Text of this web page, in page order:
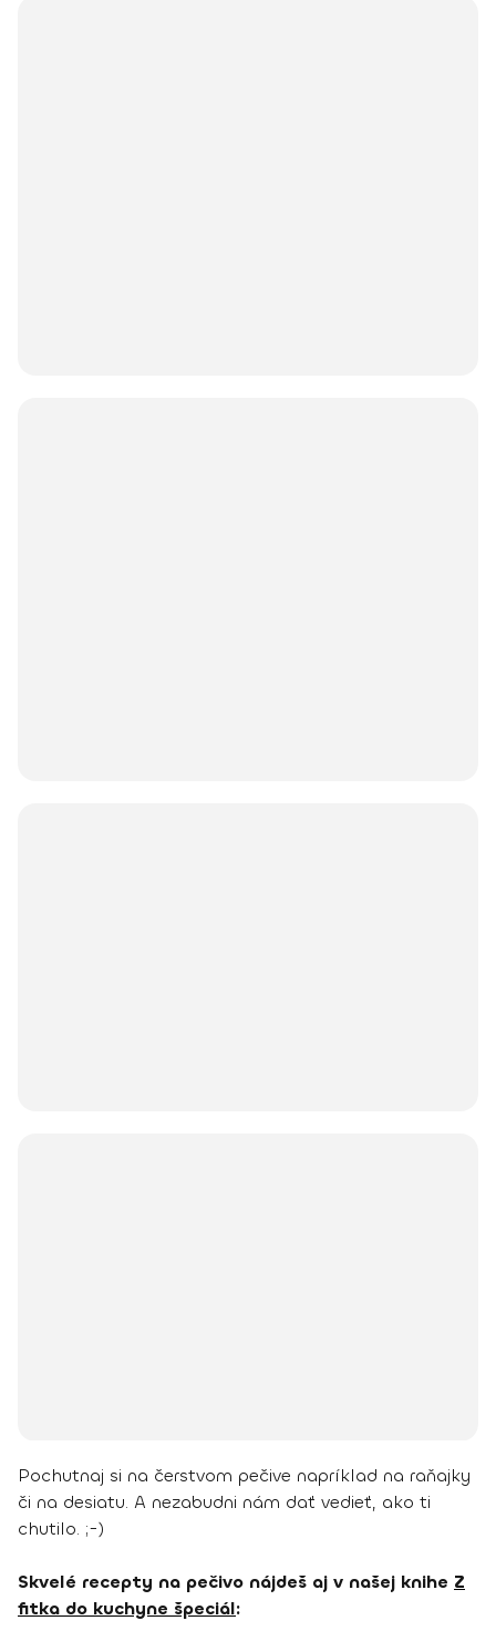
Pochutnaj si na čerstvom pečive napríklad na raňajky
či na desiatu. A nezabudni nám dať vedieť, ako ti
chutilo. ;-)
Skvelé recepty na pečivo nájdeš aj v našej knihe Z
fitka do kuchyne špeciál: